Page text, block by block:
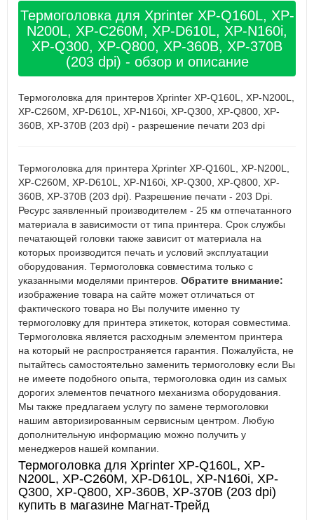
Термоголовка для Xprinter XP-Q160L, XP-
N200L, XP-C260M, XP-D610L, XP-N160i,
XP-Q300, XP-Q800, XP-360B, XP-370B
(203 dpi) - обзор и описание
Термоголовка для принтеров Xprinter XP-Q160L, XP-N200L,
XP-C260M, XP-D610L, XP-N160i, XP-Q300, XP-Q800, XP-
360B, XP-370B (203 dpi) - разрешение печати 203 dpi
Термоголовка для принтера Xprinter XP-Q160L, XP-N200L,
XP-C260M, XP-D610L, XP-N160i, XP-Q300, XP-Q800, XP-
360B, XP-370B (203 dpi). Разрешение печати - 203 Dpi.
Ресурс заявленный производителем - 25 км отпечатанного
материала в зависимости от типа принтера. Срок службы
печатающей головки также зависит от материала на
которых производится печать и условий эксплуатации
оборудования. Термоголовка совместима только с
указанными моделями принтеров. Обратите внимание:
изображение товара на сайте может отличаться от
фактического товара но Вы получите именно ту
термоголовку для принтера этикеток, которая совместима.
Термоголовка является расходным элементом принтера
на который не распространяется гарантия. Пожалуйста, не
пытайтесь самостоятельно заменить термоголовку если Вы
не имеете подобного опыта, термоголовка один из самых
дорогих элементов печатного механизма оборудования.
Мы также предлагаем услугу по замене термоголовки
нашим авторизированным сервисным центром. Любую
дополнительную информацию можно получить у
менеджеров нашей компании.
Термоголовка для Xprinter XP-Q160L, XP-
N200L, XP-C260M, XP-D610L, XP-N160i, XP-
Q300, XP-Q800, XP-360B, XP-370B (203 dpi)
купить в магазине Магнат-Трейд